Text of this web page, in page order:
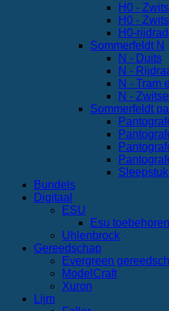
H0 -
H0 -
H0-
Sommerfeldt N
N - Duits
N -
N - Tram
N -
Sommerfeldt
Bundels
Digitaal
ESU
Esu toebehoren
Uhlenbrock
Gereedschap
Evergreen
ModelCraft
Xuron
Lijm